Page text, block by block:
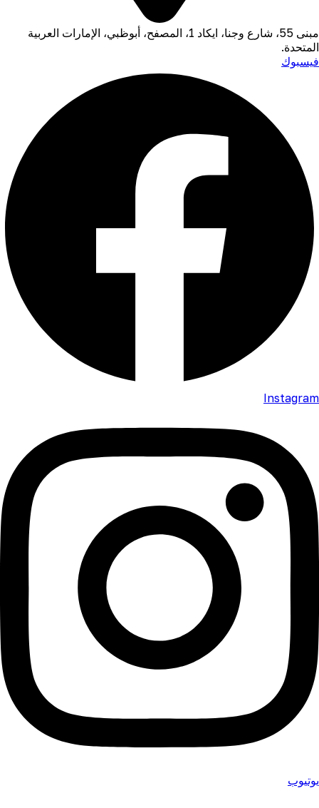
مبنى 55، شارع وجنا، ايكاد 1، المصفح، أبوظبي، الإمارات العربية
المتحدة.
فيسبوك
Instagram
يوتيوب